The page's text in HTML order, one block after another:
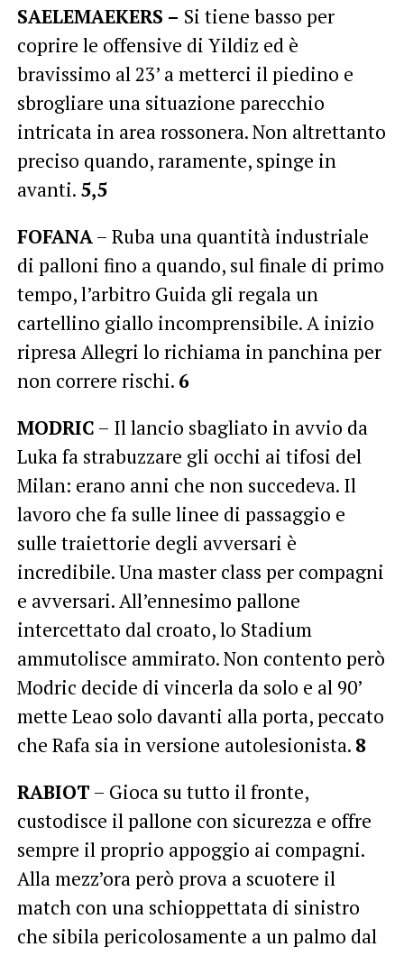
SAELEMAEKERS – Si tiene basso per
coprire le offensive di Yildiz ed è
bravissimo al 23’ a metterci il piedino e
sbrogliare una situazione parecchio
intricata in area rossonera. Non altrettanto
preciso quando, raramente, spinge in
avanti. 5,5
FOFANA– Ruba una quantità industriale
di palloni fino a quando, sul finale di primo
tempo, l’arbitro Guida gli regala un
cartellino giallo incomprensibile. A inizio
ripresa Allegri lo richiama in panchina per
non correre rischi. 6
MODRIC – Il lancio sbagliato in avvio da
Luka fa strabuzzare gli occhi ai tifosi del
Milan: erano anni che non succedeva. Il
lavoro che fa sulle linee di passaggio e
sulle traiettorie degli avversari è
incredibile. Una master class per compagni
e avversari. All’ennesimo pallone
intercettato dal croato, lo Stadium
ammutolisce ammirato. Non contento però
Modric decide di vincerla da solo e al 90’
mette Leao solo davanti alla porta, peccato
che Rafa sia in versione autolesionista. 8
RABIOT – Gioca su tutto il fronte,
custodisce il pallone con sicurezza e offre
sempre il proprio appoggio ai compagni.
Alla mezz’ora però prova a scuotere il
match con una schioppettata di sinistro
che sibila pericolosamente a un palmo dal